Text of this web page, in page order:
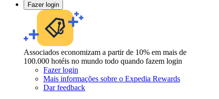
Fazer login
Associados economizam a partir de 10% em mais de
100.000 hotéis no mundo todo quando fazem login
Fazer login
Mais informações sobre o Expedia Rewards
Dar feedback